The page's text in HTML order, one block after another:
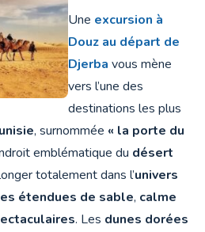
Une excursion à
Douz au départ de
Djerba vous mène
vers l’une des
destinations les plus
, surnommée « la porte du
emblématique du désert
totalement dans l’univers
étendues de sable, calme
. Les dunes dorées